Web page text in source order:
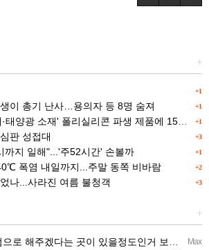
+
+1
+1
이 총기 난사…용의자 등 8명 숨져
+1
소재' 폴리실리콘 파생 제품에 15% 관세...한국 기업도 영향
+3
판 성접대
+1
까지 일해"...'주52시간' 손볼까
+2
폭염 내일까지...주말 동쪽 비바람
+3
나...사라진 여름 불청객
+
Max
곳이 있을정도인거 보면 어마어마한 게임은 맞는듯 ㅡ..ㅡ... 게다가 요…